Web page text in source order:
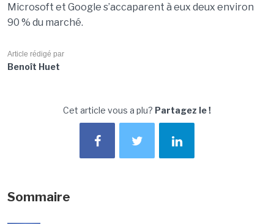
Microsoft et Google s’accaparent à eux deux environ
90 % du marché.
Article rédigé par
Benoît Huet
Cet article vous a plu? Partagez le !
Sommaire